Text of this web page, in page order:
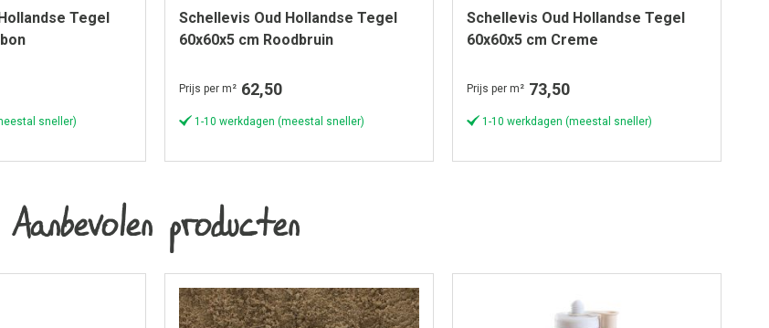
Tegel
sneller)
Schellevis Oud Hollandse Tegel
60x60x5 cm Roodbruin
Prijs per m² 62,50
1-10 werkdagen (meestal sneller)
Schellevis Oud Hollandse Tegel
60x60x5 cm Creme
Prijs per m² 73,50
1-10 werkdagen (meestal sneller)
Aanbevolen producten